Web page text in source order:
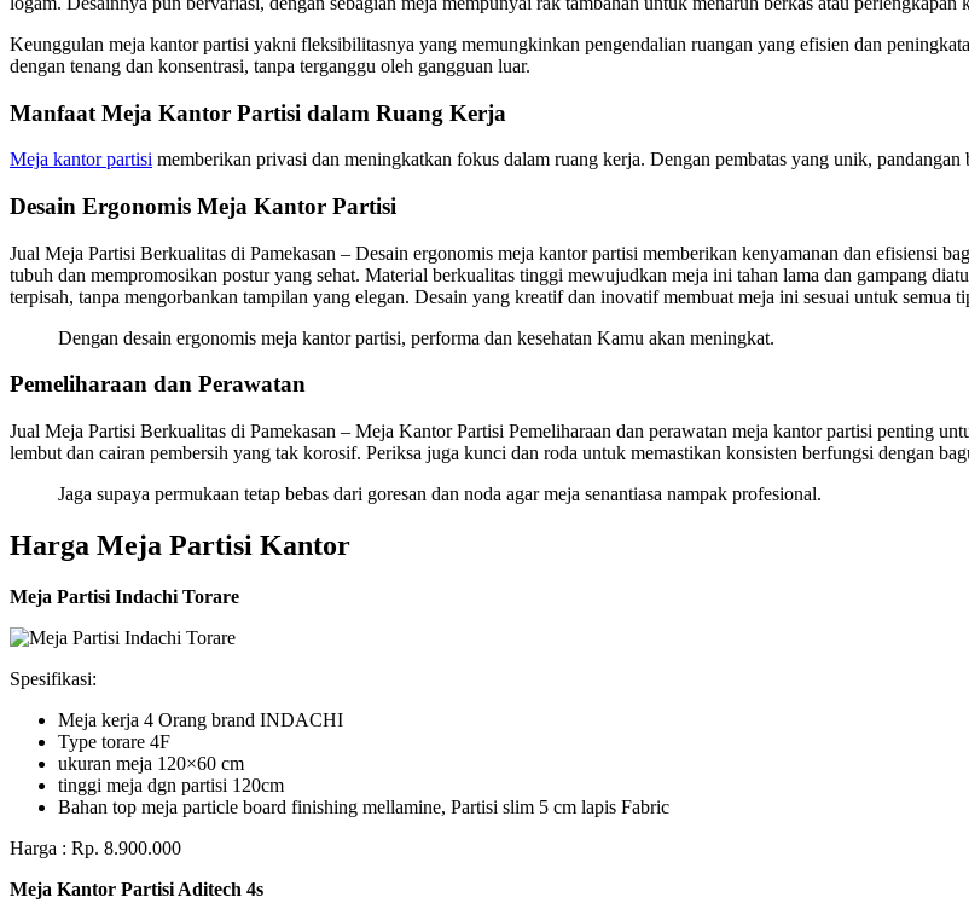
Keunggulan meja kantor partisi yakni fleksibilitasnya yang memungkinkan pengendalian ruangan yang efisien dan
dengan tenang dan konsentrasi, tanpa terganggu oleh gangguan luar.
Manfaat Meja Kantor Partisi dalam Ruang Kerja
Meja kantor partisi memberikan privasi dan meningkatkan fokus dalam ruang kerja. Dengan pembatas yang unik,
Desain Ergonomis Meja Kantor Partisi
Jual Meja Partisi Berkualitas di Pamekasan – Desain ergonomis meja kantor partisi memberikan kenyamanan dan efisiensi
tubuh dan mempromosikan postur yang sehat. Material berkualitas tinggi mewujudkan meja ini tahan lama dan gampang
terpisah, tanpa mengorbankan tampilan yang elegan. Desain yang kreatif dan inovatif membuat meja ini sesuai untuk semua
Dengan desain ergonomis meja kantor partisi, performa dan kesehatan Kamu akan meningkat.
Pemeliharaan dan Perawatan
Jual Meja Partisi Berkualitas di Pamekasan – Meja Kantor Partisi Pemeliharaan dan perawatan meja kantor partisi penting
lembut dan cairan pembersih yang tak korosif. Periksa juga kunci dan roda untuk memastikan konsisten berfungsi dengan
Jaga supaya permukaan tetap bebas dari goresan dan noda agar meja senantiasa nampak profesional.
Harga Meja Partisi Kantor
Meja Partisi Indachi Torare
Spesifikasi:
Meja kerja 4 Orang brand INDACHI
Type torare 4F
ukuran meja 120×60 cm
tinggi meja dgn partisi 120cm
Bahan top meja particle board finishing mellamine, Partisi slim 5 cm lapis Fabric
Harga : Rp. 8.900.000
Meja Kantor Partisi Aditech 4s